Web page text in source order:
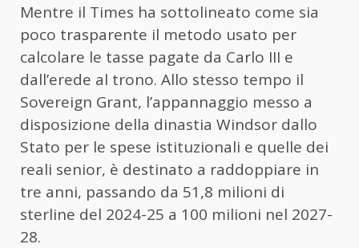
Mentre il Times ha sottolineato come sia
poco trasparente il metodo usato per
calcolare le tasse pagate da Carlo III e
dall’erede al trono. Allo stesso tempo il
Sovereign Grant, l’appannaggio messo a
disposizione della dinastia Windsor dallo
Stato per le spese istituzionali e quelle dei
reali senior, è destinato a raddoppiare in
tre anni, passando da 51,8 milioni di
sterline del 2024-25 a 100 milioni nel 2027-
28.